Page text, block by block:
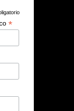
*